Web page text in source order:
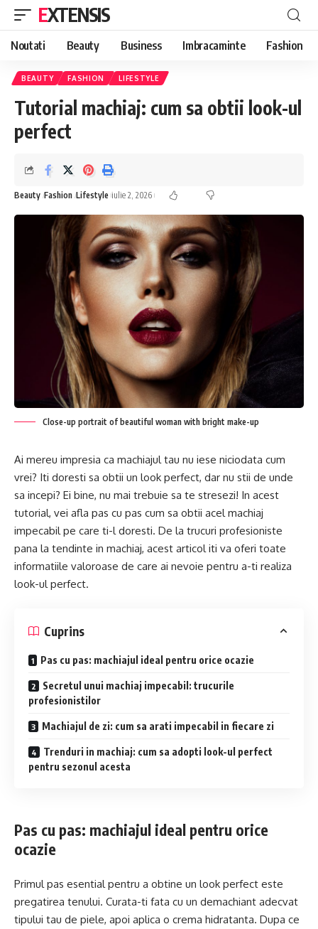
EXTENSIS
Noutati Beauty Business Imbracaminte Fashion
BEAUTY FASHION LIFESTYLE
Tutorial machiaj: cum sa obtii look-ul
perfect
Beauty Fashion Lifestyle iulie 2, 2026
Close-up portrait of beautiful woman with bright make-up
Ai mereu impresia ca machiajul tau nu iese niciodata cum
vrei? Iti doresti sa obtii un look perfect, dar nu stii de unde
sa incepi? Ei bine, nu mai trebuie sa te stresezi! In acest
tutorial, vei afla pas cu pas cum sa obtii acel machiaj
impecabil pe care ti-l doresti. De la trucuri profesioniste
pana la tendinte in machiaj, acest articol iti va oferi toate
informatiile valoroase de care ai nevoie pentru a-ti realiza
look-ul perfect.
Cuprins
Pas cu pas: machiajul ideal pentru orice ocazie
Secretul unui machiaj impecabil: trucurile
profesionistilor
Machiajul de zi: cum sa arati impecabil in fiecare zi
Trenduri in machiaj: cum sa adopti look-ul perfect
pentru sezonul acesta
Pas cu pas: machiajul ideal pentru orice
ocazie
Primul pas esential pentru a obtine un look perfect este
pregatirea tenului. Curata-ti fata cu un demachiant adecvat
tipului tau de piele, apoi aplica o crema hidratanta. Dupa ce